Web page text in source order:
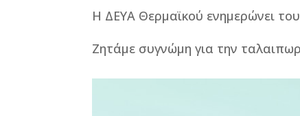
Η ΔΕΥΑ Θερμαϊκού ενημερώνει
Ζητάμε συγνώμη για την